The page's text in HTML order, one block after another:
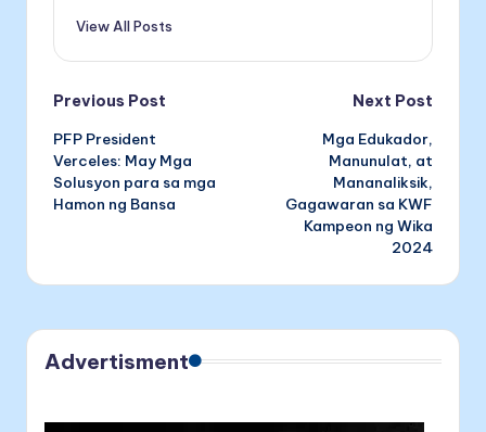
View All Posts
Post
navigation
Previous Post
PFP President
Verceles: May Mga
Solusyon para sa mga
Hamon ng Bansa
Next Post
Mga Edukador,
Manunulat, at
Mananaliksik,
Gagawaran sa KWF
Kampeon ng Wika
2024
Advertisment